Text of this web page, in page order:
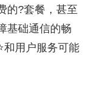
的?套餐，甚至
基础通信的畅
和用户服务可能